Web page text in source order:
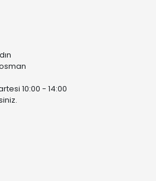
10:00 - 14:00